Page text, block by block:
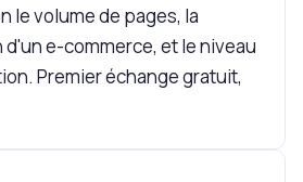
le volume de pages, la
e-commerce, et le niveau
Premier échange gratuit,